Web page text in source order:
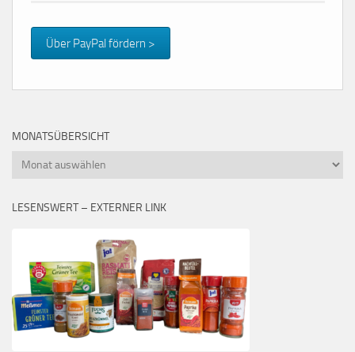
Über PayPal fördern >
MONATSÜBERSICHT
Monatsübersicht
LESENSWERT – EXTERNER LINK